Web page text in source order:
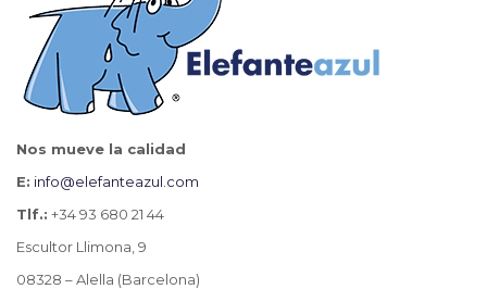
Nos mueve la calidad
E: info@elefanteazul.com
Tlf.: +34 93 680 21 44
Escultor Llimona, 9
08328 – Alella (Barcelona)